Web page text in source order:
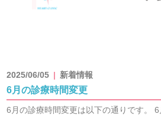
2025/06/05 新着情報
6月の診療時間変更
6月の診療時間変更は以下の通りです